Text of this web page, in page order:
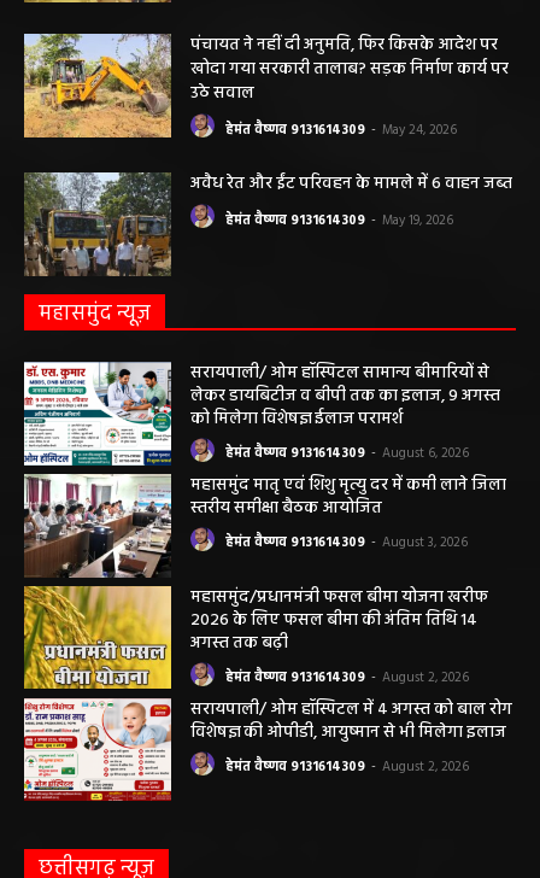
पंचायत ने नहीं दी अनुमति, फिर किसके आदेश पर
खोदा गया सरकारी तालाब? सड़क निर्माण कार्य पर
उठे सवाल
हेमंत वैष्णव 9131614309 - May 24, 2026
अवैध रेत और ईंट परिवहन के मामले में 6 वाहन जब्त
महासमुंद न्यूज़
सरायपाली/ ओम हॉस्पिटल सामान्य बीमारियों से
लेकर डायबिटीज व बीपी तक का इलाज, 9 अगस्त
को मिलेगा विशेषज्ञ ईलाज परामर्श
हेमंत वैष्णव 9131614309 -
महासमुंद मातृ एवं शिशु मृत्यु दर में कमी लाने जिला
स्तरीय समीक्षा बैठक आयोजित
हेमंत वैष्णव 9131614309 - August 3, 2026
महासमुंद/प्रधानमंत्री फसल बीमा योजना खरीफ
2026 के लिए फसल बीमा की अंतिम तिथि 14
अगस्त तक बढ़ी
हेमंत वैष्णव 9131614309 - August 2, 2026
सरायपाली/ ओम हॉस्पिटल में 4 अगस्त को बाल रोग
विशेषज्ञ की ओपीडी, आयुष्मान से भी मिलेगा इलाज